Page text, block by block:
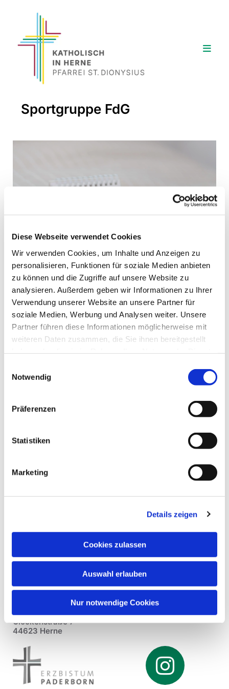
Diese Webseite verwendet Cookies
Wir verwenden Cookies, um Inhalte und Anzeigen zu
personalisieren, Funktionen für soziale Medien anbieten
zu können und die Zugriffe auf unsere Website zu
analysieren. Außerdem geben wir Informationen zu Ihrer
Verwendung unserer Website an unsere Partner für
soziale Medien, Werbung und Analysen weiter. Unsere
Partner führen diese Informationen möglicherweise mit
weiteren Daten zusammen, die Sie ihnen bereitgestellt
Notwendig
Präferenzen
Statistiken
Marketing
Details zeigen
Cookies zulassen
Auswahl erlauben
Nur notwendige Cookies
Sportgruppe FdG
Dienstag, 13. Juli 2027, 10:00 Uhr
St. Joseph Gemeindehaus,
Glockenstraße 7
44623 Herne